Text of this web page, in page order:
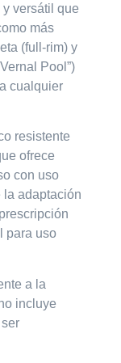
versátil que
más
(full-rim) y
Pool”)
cualquier
resistente
ofrece
con uso
la adaptación
para uso
a la
incluye